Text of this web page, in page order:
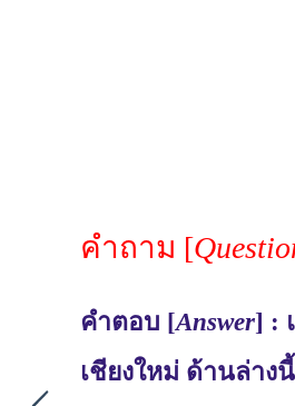
คำถาม [
คำตอบ [Answer] :
เชียงใหม่ ด้านล่างนี้